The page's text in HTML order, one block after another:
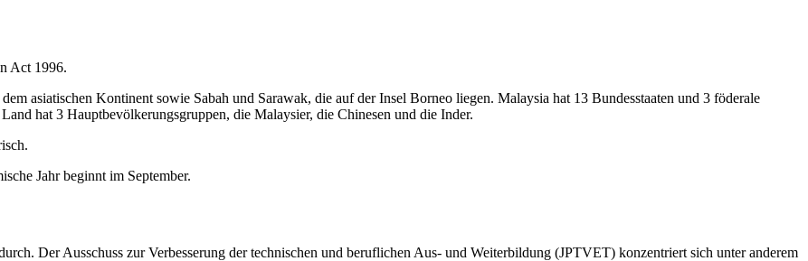
Act 1996.
asiatischen Kontinent sowie Sabah und Sarawak, die auf der Insel Borneo liegen. Malaysia hat 13 Bundesstaaten und 3 föderale
hat 3 Hauptbevölkerungsgruppen, die Malaysier, die Chinesen und die Inder.
Jahr beginnt im September.
Der Ausschuss zur Verbesserung der technischen und beruflichen Aus- und Weiterbildung (JPTVET) konzentriert sich unter anderem